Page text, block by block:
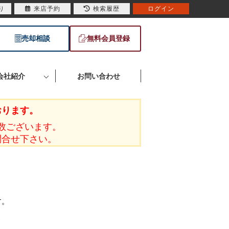
売却相談 無料会員登録
社紹介 お問い合わせ
ます。
ざいます。
せ下さい。
来店予約 検索履歴 ログイン